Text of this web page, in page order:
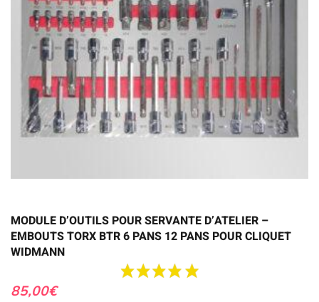
MODULE D’OUTILS POUR SERVANTE D’ATELIER –
EMBOUTS TORX BTR 6 PANS 12 PANS POUR CLIQUET
WIDMANN
85,00€